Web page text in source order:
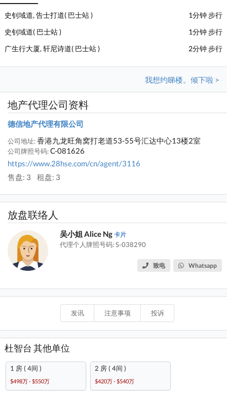
史钊域道, 告士打道( 巴士站 )
1分钟 步行
史钊域道( 巴士站 )
1分钟 步行
广生行大厦, 轩尼诗道( 巴士站 )
2分钟 步行
我想约睇楼。倾下啦 >
地产代理公司资料
德信地产代理有限公司
公司地址:香港九龙旺角窝打老道53-55号汇达中心13楼2室
公司牌照号码:C-081626
https://www.28hse.com/cn/agent/3116
售盘: 3
租盘: 3
放盘联络人
吴小姐 Alice Ng卡片
代理个人牌照号码: S-038290
致电 Whatsapp
发讯 注意事项 投诉
杜智台 其他单位
1 房 ( 4间 )
$498万 - $550万
2 房 ( 4间 )
$420万 - $540万